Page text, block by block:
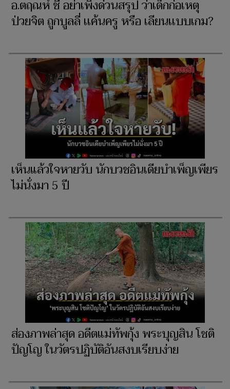
อ.ตฤณห์ ชี้ อย่าเพิ่งด่วนสรุป ว่าเด็กก่อเหตุ
ป่วยจิต ถูกบูลลี่ เเค้นครู หรือ เลียนเเบบเกม?
เห็นแล้วใจหายวับ นักบวชอินเดียบำเพ็ญเพียร
ไม่นั่งมา 5 ปี
ส่องภาพล่าสุด อดีตแม่ทัพกุ้ง พระบุญสิน โชติ
ปัญโญ ในวัตรปฏิบัติอันสงบเรียบง่าย